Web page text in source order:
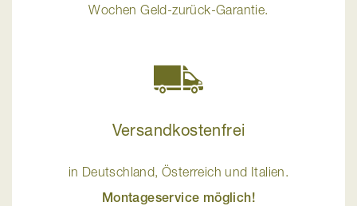
Wochen Geld-zurück-Garantie.
Versandkostenfrei
in Deutschland, Österreich und Italien.
Montageservice möglich!